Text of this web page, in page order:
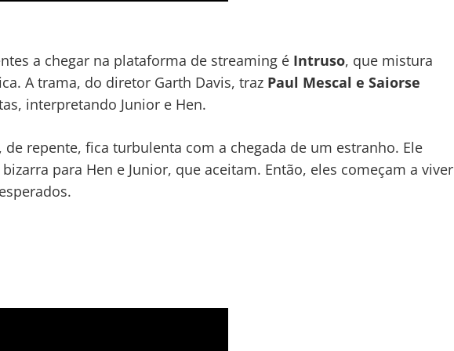
a chegar na plataforma de streaming é Intruso, que mistura
A trama, do diretor Garth Davis, traz Paul Mescal e Saiorse
interpretando Junior e Hen.
repente, fica turbulenta com a chegada de um estranho. Ele
para Hen e Junior, que aceitam. Então, eles começam a viver